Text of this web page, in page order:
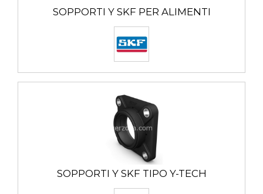
SOPPORTI Y SKF PER ALIMENTI
SOPPORTI Y SKF TIPO Y-TECH